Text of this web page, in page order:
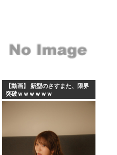
…」 日本の普通のテレビ番...
ちら
ばれるのは企業が根...
【動画】 新型のさすまた、限界
突破ｗｗｗｗｗｗ